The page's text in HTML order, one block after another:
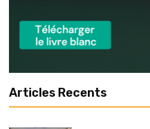
Articles Recents